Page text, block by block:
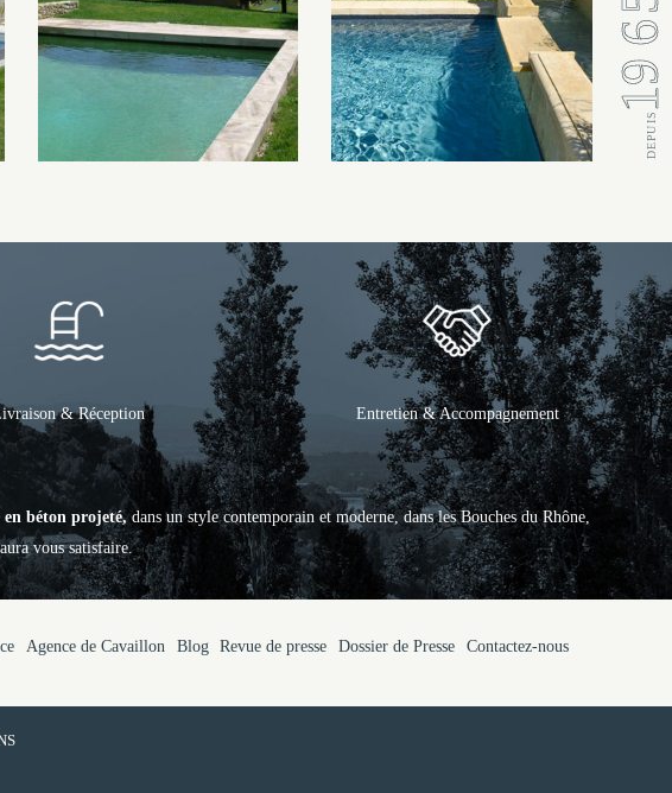
& Réception Entretien & Accompagnement
en béton projeté,dans un style contemporain et moderne, dans les Bouches du Rhône,
vous satisfaire.
Agence de Cavaillon Blog Revue de presse Dossier de Presse Contactez-nous